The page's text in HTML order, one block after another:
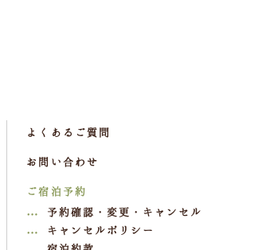
よくあるご質問
お問い合わせ
ご宿泊予約
予約確認・変更・キャンセル
キャンセルポリシー